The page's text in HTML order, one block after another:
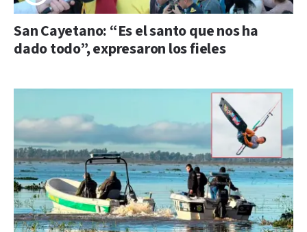
San Cayetano: “Es el santo que nos ha
dado todo”, expresaron los fieles